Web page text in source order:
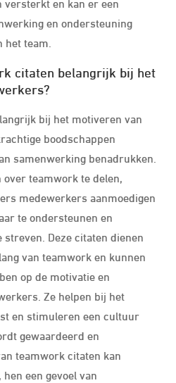
en ondersteuning
team.
citaten belangrijk bij het
bij het motiveren van
boodschappen
samenwerking benadrukken.
teamwork te delen,
medewerkers aanmoedigen
te ondersteunen en
Deze citaten dienen
van teamwork en kunnen
op de motivatie en
Ze helpen bij het
en stimuleren een cultuur
gewaardeerd en
teamwork citaten kan
een gevoel van